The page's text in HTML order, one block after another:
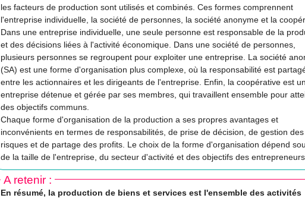
les facteurs de production sont utilisés et combinés. Ces formes comprennent
l'entreprise individuelle, la société de personnes, la société anonyme et la
Dans une entreprise individuelle, une seule personne est responsable de la
et des décisions liées à l'activité économique. Dans une société de personnes,
plusieurs personnes se regroupent pour exploiter une entreprise. La société
(SA) est une forme d'organisation plus complexe, où la responsabilité est
entre les actionnaires et les dirigeants de l'entreprise. Enfin, la coopérative est
entreprise détenue et gérée par ses membres, qui travaillent ensemble pour
des objectifs communs.
Chaque forme d'organisation de la production a ses propres avantages et
inconvénients en termes de responsabilités, de prise de décision, de gestion des
risques et de partage des profits. Le choix de la forme d'organisation dépend
de la taille de l'entreprise, du secteur d'activité et des objectifs des entrepreneurs.
A retenir :
En résumé, la production de biens et services est l'ensemble des activités